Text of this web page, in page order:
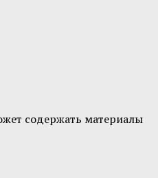
содержать материалы